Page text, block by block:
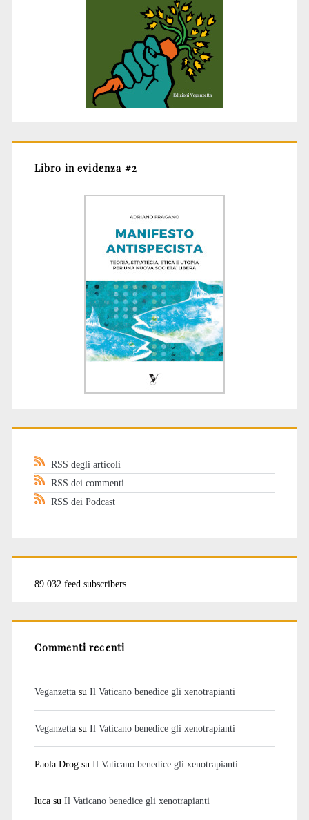
Libro in evidenza #2
RSS degli articoli
RSS dei commenti
RSS dei Podcast
89.032 feed subscribers
Commenti recenti
Veganzettasu Il Vaticano benedice gli xenotrapianti
Veganzettasu Il Vaticano benedice gli xenotrapianti
Paola Drogsu Il Vaticano benedice gli xenotrapianti
lucasu Il Vaticano benedice gli xenotrapianti